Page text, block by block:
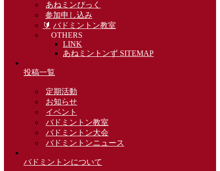
あねミンぴっく
参加申し込み
🔰 バドミントン教室
OTHERS
LINK
あねミントンず SITEMAP
投稿一覧
定期活動
お知らせ
イベント
バドミントン教室
バドミントン大会
バドミントンニュース
バドミントンについて